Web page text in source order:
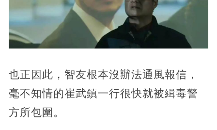
也正因此，智友根本沒辦法通風報信，
毫不知情的崔武鎮一行很快就被緝毒警
方所包圍。